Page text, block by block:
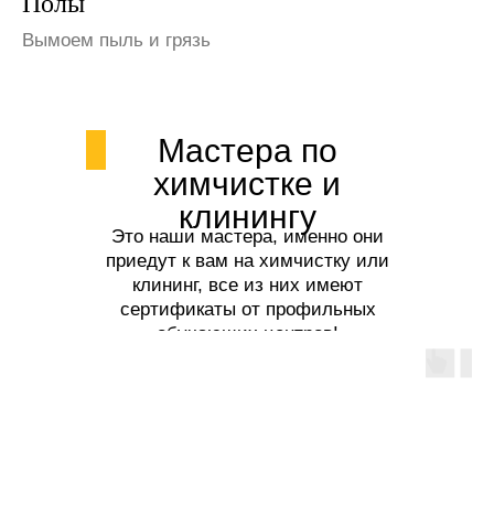
Избавим от пыли
Мастера по
химчистке и
клинингу
Это наши мастера, именно они
приедут к вам на химчистку или
клининг, все из них имеют
сертификаты от профильных
обучающих центров!